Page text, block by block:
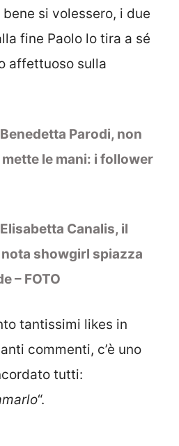
si volessero, i due
fine Paolo lo tira a sé
affettuoso sulla
Benedetta Parodi, non
le mani: i follower
Elisabetta Canalis, il
nota showgirl spiazza
– FOTO
tantissimi likes in
commenti, c’è uno
tutti:
“.